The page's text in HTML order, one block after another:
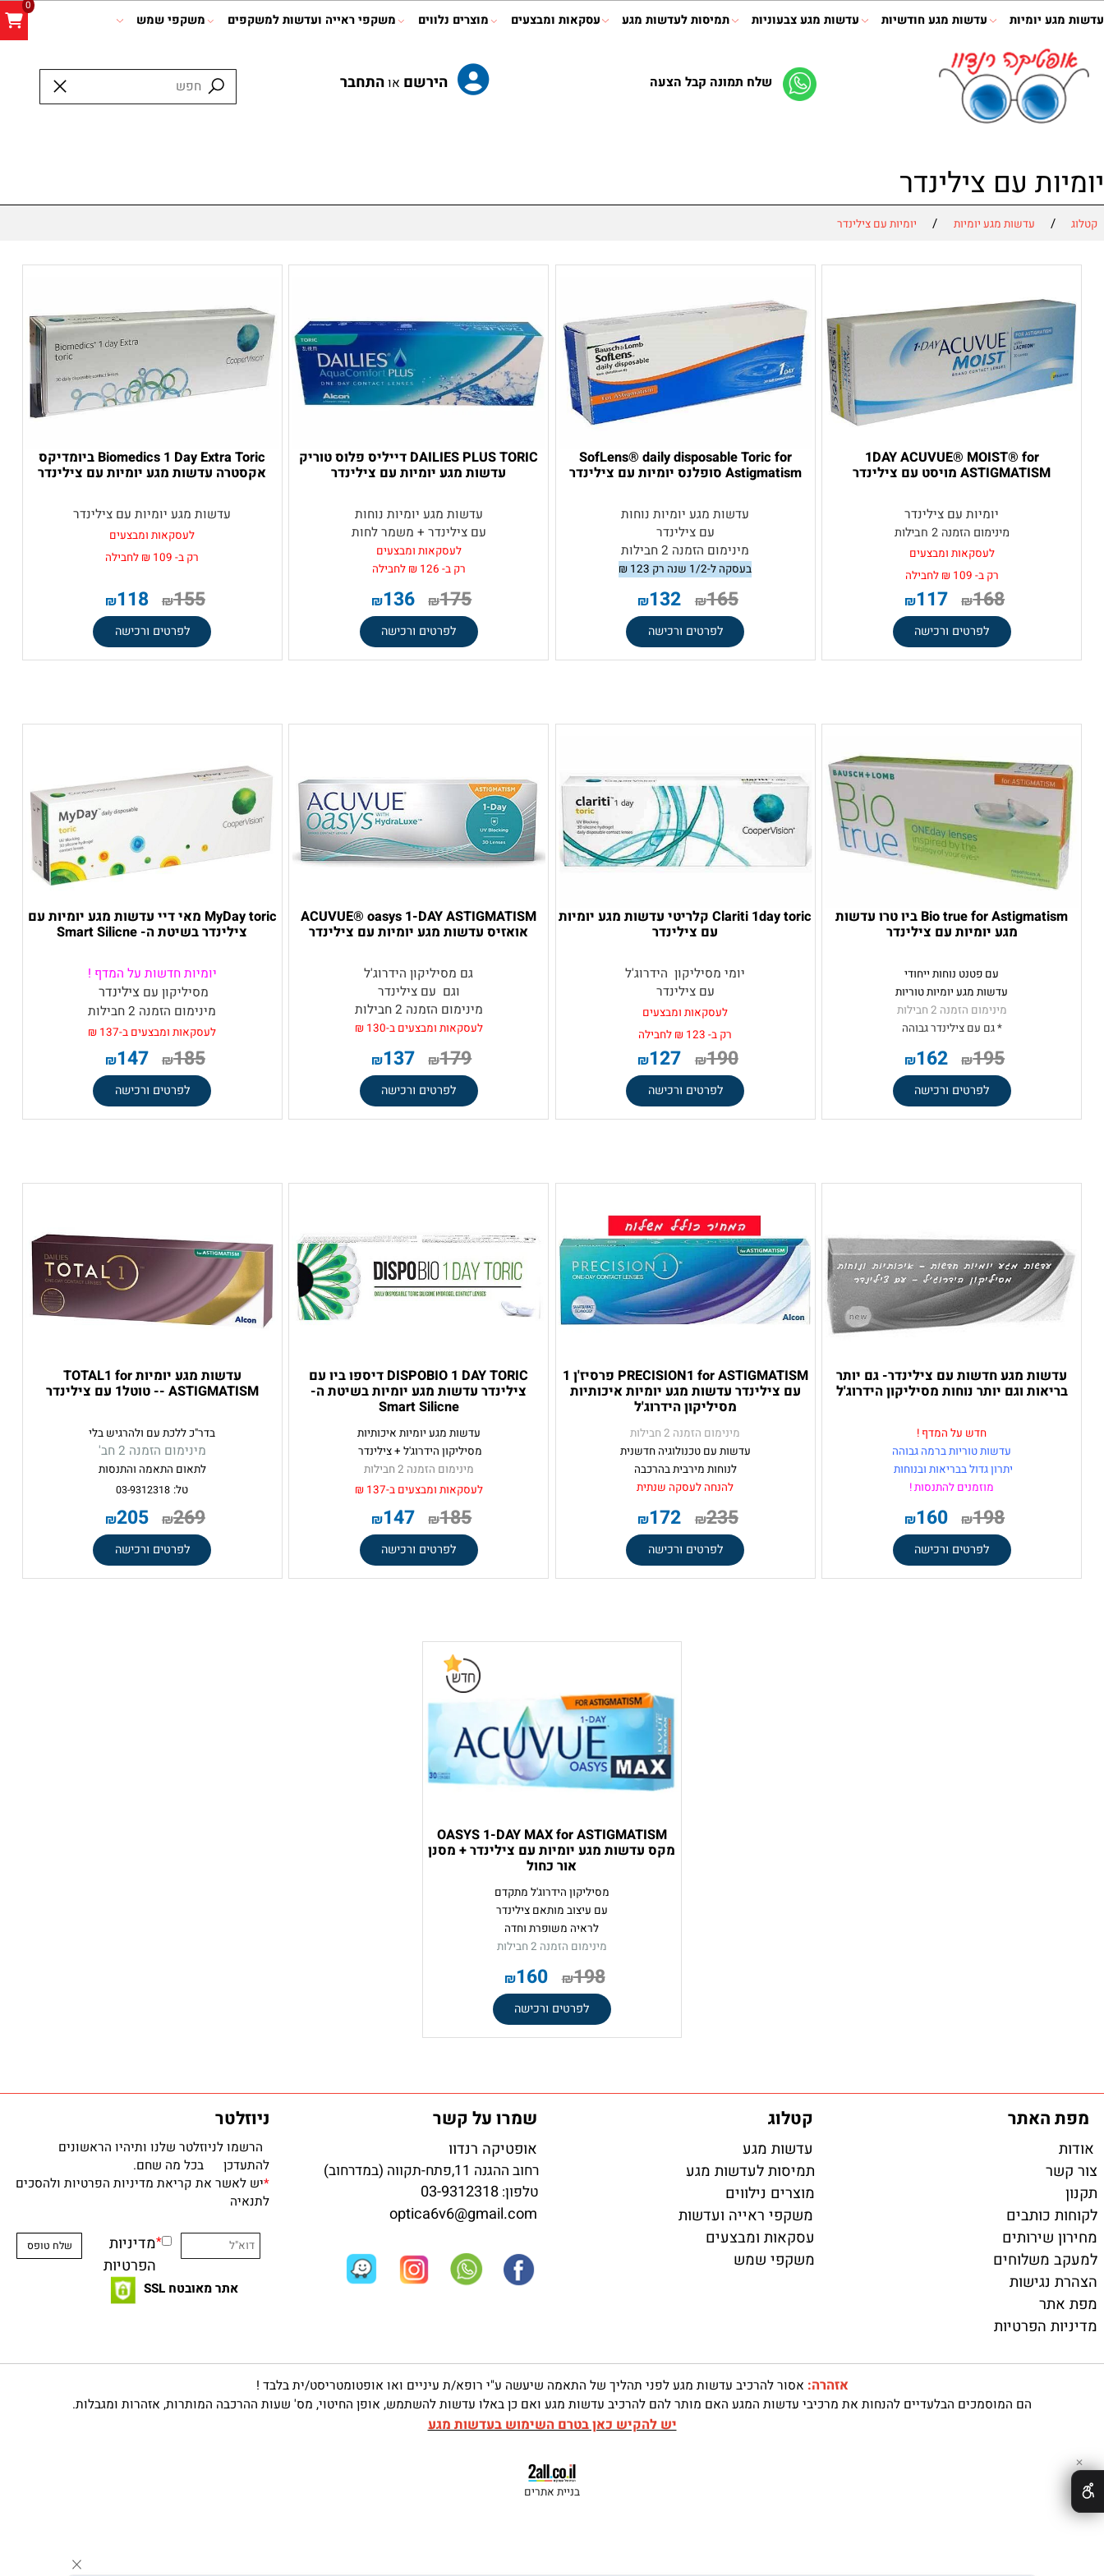
שלח תמונה קבל הצעה הירשםאו התחבר
0
יומיות עדשות מגע חודשיות עדשות מגע צבעוניות תמיסות לעדשות מגע עסקאות ומבצעים מוצרים נלווים משקפי ראייה ועדשות למשקפים משקפי שמש
עם צילינדר
/ עדשות מגע יומיות / יומיות עם צילינדר
1DAY ACUVUE® MOIST® for
יומיות עם צילינדר
מינימום הזמנה 2 חבילות
לעסקאות ומבצעים
₪
₪117
לפרטים ורכישה
SofLens® daily disposable Toric for
עדשות מגע יומיות נוחות
עם צילינדר
מינימום הזמנה 2 חבילות
בעסקה ל-1/2 שנה רק 123 ₪
165
₪132
לפרטים ורכישה
DAILIES PLUS TORIC דייליס פלוס טוריק
עדשות מגע יומיות נוחות
עם צילינדר+ משמר לחות
לעסקאות ומבצעים
רק ב- 126 ₪ לחבילה
₪175
₪136
לפרטים ורכישה
Biomedics 1 Day Extra Toric ביומדיקס
עדשות מגע יומיות עם צילינדר
לעסקאות ומבצעים
₪155
₪118
לפרטים ורכישה
מגע יומיות עם צילינדר
עם פטנט נוחות ייחודי
עדשות מגע יומיות טוריות
מינימום הזמנה 2 חבילות
* גם עם צילינדר גבוהה
₪
₪162
עם צילינדר
יומי מסיליקון הידרוג'ל
עם צילינדר
לעסקאות ומבצעים
רק ב- 123 ₪ לחבילה
₪190
₪127
אואזיס עדשות מגע יומיות עם צילינדר
גם מסיליקון הידרוג'ל
וגם עם צילינדר
מינימום הזמנה 2 חבילות
לעסקאות ומבצעים ב-130 ₪
₪179
₪137
צילינדר בשיטת ה- Smart Silicne
יומיות חדשות על המדף !
מסיליקוןעםצילינדר
מינימום הזמנה 2 חבילות
לעסקאות ומבצעים ב-137 ₪
₪185
₪147
מגע חדשות עם צילינדר- גם יותר
וגם יותר נוחות מסיליקון הידרוג'ל
חדש על המדף !
עדשות טוריות ברמה גבוהה
יתרון גדול בבריאות ובנוחות
מוזמנים להתנסות !
₪198
₪160
עם צילינדר עדשות מגע יומיות איכותיות
מסיליקון הידרוג'ל
מינימום הזמנה 2 חבילות
עדשות עם טכנולוגיה חדשנית
לנוחות מירבית בהרכבה
להנחה לעסקה שנתית
₪235
₪172
DISPOBIO 1 DAY TORIC דיספו ביו עם
צילינדר עדשות מגע יומיות בשיטת ה-
Smart Silicne
עדשות מגע יומיות איכותיות
מסיליקון הידרוג'ל + צילינדר
מינימום הזמנה 2 חבילות
לעסקאות ומבצעיםב-137
₪185
₪147
עדשות מגע יומיות TOTAL1 for
ASTIGMATISM -- טוטל1 עם צילינדר
בדר"כ ללכת עם ולהרגיש בלי
מינימום הזמנה 2 חב'
לתאום התאמה והתנסות
טל: 03-9312318
₪269
₪205
OASYS 1-DAY MAX for ASTIGMATISM
מקס עדשות מגע יומיות עם צילינדר + מסנן
אור כחול
מסיליקון הידרוג'ל מתקדם
עם עיצוב מותאם צילינדר
לראיה משופרת וחדה
מינימום הזמנה 2 חבילות
לפרטים ורכישה
כותבים
שירותים
קטלוג
עדשות מגע
תמיסות לעדשות מגע
שמרו על קשר
רחוב ההגנה 11,פתח-תקווה (במדרחוב)
טלפון:03-9312318
ניוזלטר
הרשמו לניוזלטר שלנו ותיהיו הראשונים
להתעדכן בכל מה שחם.
יש לאשר את קריאת מדיניות הפרטיות ולהסכים
הפרטיות
אסור להרכיב עדשות מגע לפני תהליך של התאמה שיעשה ע"י רופא/ת עיניים ואו אופטומטריסט/ית בלבד !
הם המוסמכים הבלעדיים להנחות את מרכיבי עדשות המגע האם מותר להם להרכיב עדשות מגע ואם כן באלו עדשות להשתמש, אופן החיטוי, מס' שעות ההרכבה המותרות, אזהרות ומגבלות.